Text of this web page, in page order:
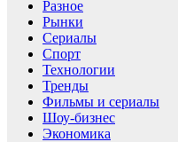
Разное
Рынки
Сериалы
Спорт
Технологии
Тренды
Фильмы и сериалы
Шоу-бизнес
Экономика